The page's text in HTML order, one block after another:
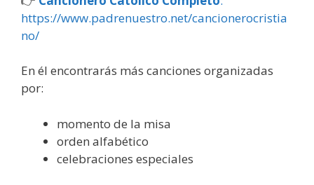
https://www.padrenuestro.net/cancionerocristia
no/
En él encontrarás más canciones organizadas
por:
momento de la misa
orden alfabético
celebraciones especiales